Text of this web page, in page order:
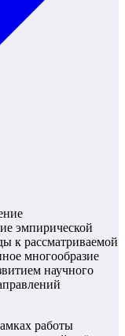
эмпирической
к рассматриваемой
многообразие
научного
работы